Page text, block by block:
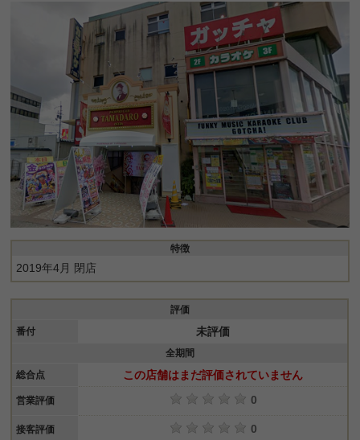
特徴
2019年4月 閉店
評価
番付
未評価
全期間
総合点
この店舗はまだ評価されていません
営業評価 0
接客評価 0